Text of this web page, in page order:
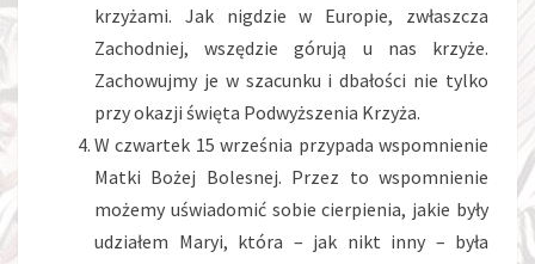
krzyżami. Jak nigdzie w Europie, zwłaszcza
Zachodniej, wszędzie górują u nas krzyże.
Zachowujmy je w szacunku i dbałości nie tylko
przy okazji święta Podwyższenia Krzyża.
W czwartek 15 września przypada wspomnienie
Matki Bożej Bolesnej. Przez to wspomnienie
możemy uświadomić sobie cierpienia, jakie były
udziałem Maryi, która – jak nikt inny – była